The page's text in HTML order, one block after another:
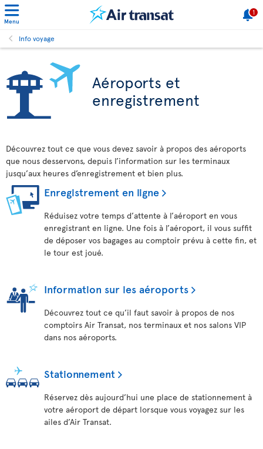
Menu
1
Info voyage
Aéroports et
enregistrement
Découvrez tout ce que vous devez savoir à propos des aéroports
que nous desservons, depuis l’information sur les terminaux
jusqu’aux heures d’enregistrement et bien plus.
Enregistrement en ligne
Réduisez votre temps d’attente à l’aéroport en vous
enregistrant en ligne. Une fois à l’aéroport, il vous suffit
de déposer vos bagages au comptoir prévu à cette fin, et
le tour est joué.
Information sur les aéroports
Découvrez tout ce qu’il faut savoir à propos de nos
comptoirs Air Transat, nos terminaux et nos salons VIP
dans nos aéroports.
Stationnement
Réservez dès aujourd’hui une place de stationnement à
votre aéroport de départ lorsque vous voyagez sur les
ailes d’Air Transat.